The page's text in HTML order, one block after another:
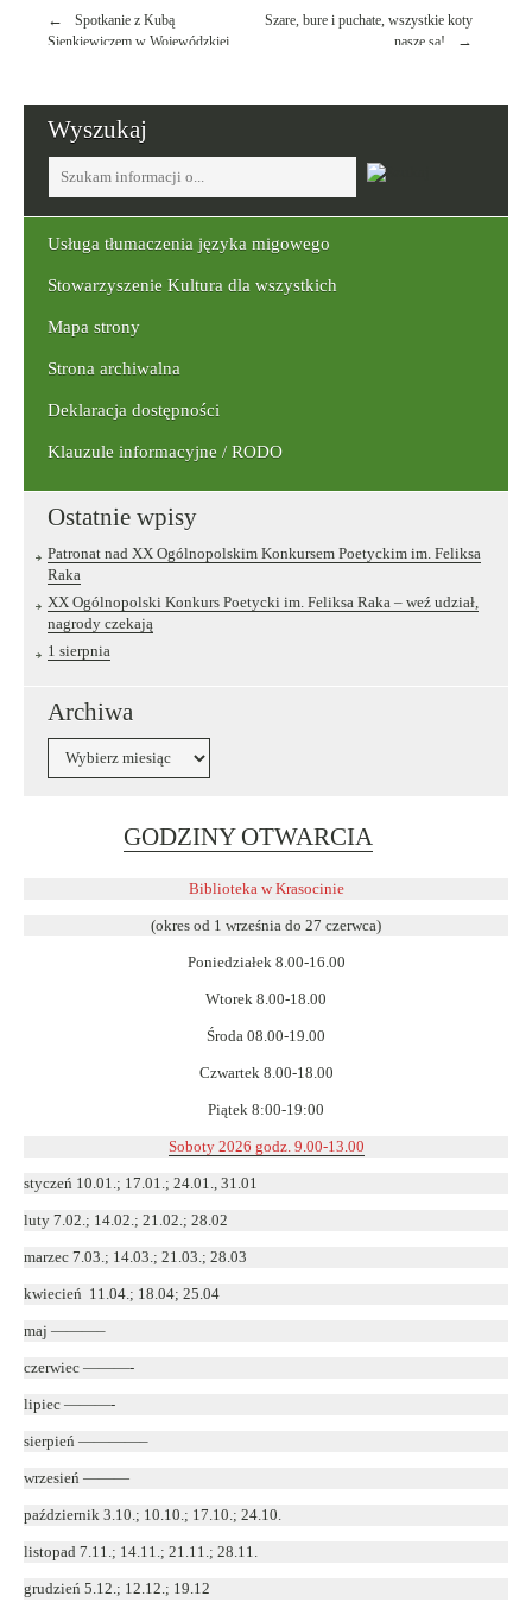
Nawigacja
wpisu
Spotkanie z Kubą
Sienkiewiczem w Wojewódzkiej
Szare, bure i puchate, wszystkie koty
nasze są!
Wyszukaj
wpisz
Usługa tłumaczenia języka migowego
Stowarzyszenie Kultura dla wszystkich
Mapa strony
Strona archiwalna
Deklaracja dostępności
Klauzule informacyjne / RODO
Ostatnie wpisy
Patronat nad XX Ogólnopolskim Konkursem Poetyckim im. Feliksa
Raka
XX Ogólnopolski Konkurs Poetycki im. Feliksa Raka – weź udział,
nagrody czekają
1 sierpnia
Archiwa
GODZINY OTWARCIA
w
Biblioteka w Krasocinie
(okres od 1 września do 27 czerwca)
Poniedziałek 8.00-16.00
Wtorek 8.00-18.00
Środa 08.00-19.00
Czwartek 8.00-18.00
Piątek 8:00-19:00
Soboty 2026 godz. 9.00-13.00
styczeń 10.01.; 17.01.; 24.01., 31.01
luty 7.02.; 14.02.; 21.02.; 28.02
marzec 7.03.; 14.03.; 21.03.; 28.03
kwiecień 11.04.; 18.04; 25.04
maj ———–
czerwiec ———-
lipiec ———-
sierpień ————–
wrzesień ———
październik 3.10.; 10.10.; 17.10.; 24.10.
listopad 7.11.; 14.11.; 21.11.; 28.11.
grudzień 5.12.; 12.12.; 19.12